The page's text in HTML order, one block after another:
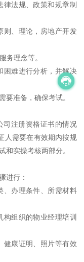
律法规、政策和规章制
则、理论，房地产开发
务理念等。
困难进行分析，并解决
要准备，确保考试。
司注册资格证书的情况
人需要在有效期内按规
和实操考核两部分。
进行：
、办理条件、所需材料
组织的物业经理培训
健康证明、照片等有效